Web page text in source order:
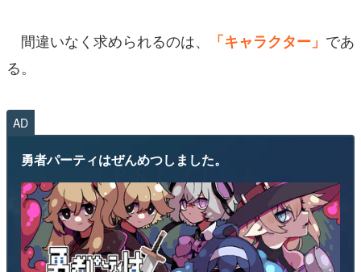
間違いなく求められるのは、 「キャラクター」 であ
る。
AD
勇者パーティはぜんめつしました。